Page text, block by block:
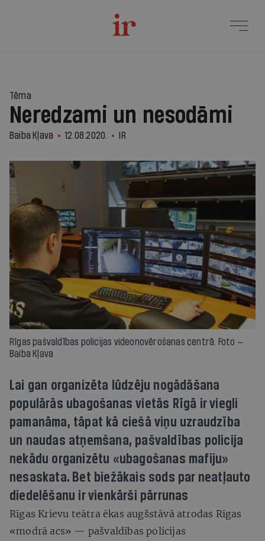
Tēma
Neredzami un nesodāmi
Baiba Kļava 12.08.2020. IR
Rīgas pašvaldības policijas videonovērošanas centrā. Foto —
Baiba Kļava
Lai gan organizēta lūdzēju nogādāšana
populārās ubagošanas vietās Rīgā ir viegli
pamanāma, tāpat kā ciešā viņu uzraudzība
un naudas atņemšana, pašvaldības policija
nekādu organizētu «ubagošanas mafiju»
nesaskata. Bet biežākais sods par neatļauto
diedelēšanu ir vienkārši pārrunas
Rīgas Krievu teātra ēkas augšstāvā atrodas Rīgas
«modrā acs» — pašvaldības policijas